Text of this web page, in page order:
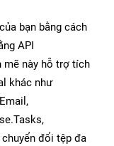
bạn bằng cách
API
mẽ này hỗ trợ tích
khác như
đổi tệp đa